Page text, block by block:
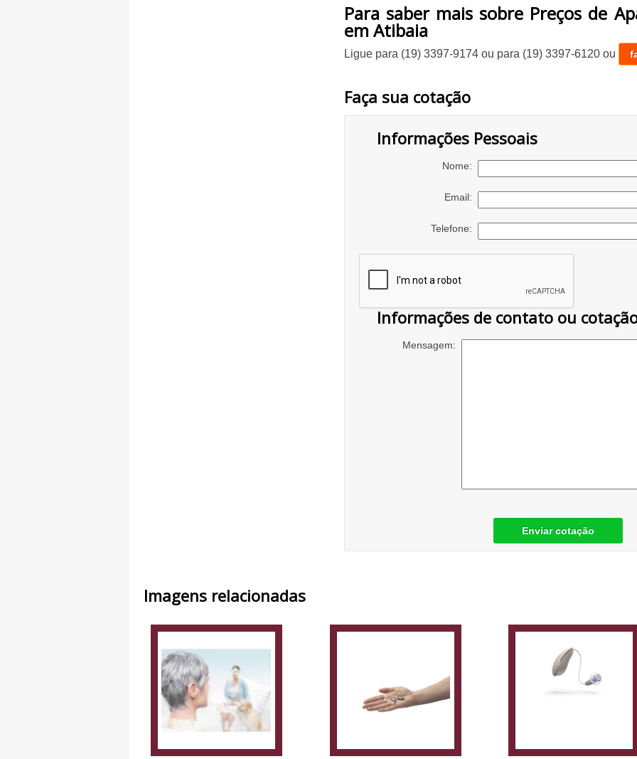
Para saber mais sobre Preços de
em Atibaia
Ligue para (19) 3397-9174 ou para (19) 3397-6120 ou
Faça sua cotação
Informações Pessoais
Nome:
Email:
Telefone:
Informações de contato ou
Mensagem:
Enviar cotação
Imagens relacionadas